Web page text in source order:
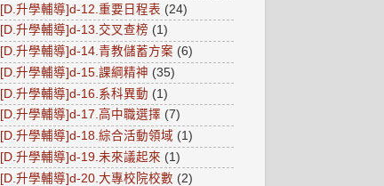
[D.升學輔導]d-12.重要日程表 (24)
[D.升學輔導]d-13.交叉查榜 (1)
[D.升學輔導]d-14.青教儲蓄方案 (6)
[D.升學輔導]d-15.課綱精神 (35)
[D.升學輔導]d-16.系科異動 (1)
[D.升學輔導]d-17.高中職選擇 (7)
[D.升學輔導]d-18.綜合活動領域 (1)
[D.升學輔導]d-19.未來議起來 (1)
[D.升學輔導]d-20.大專校院校數 (2)